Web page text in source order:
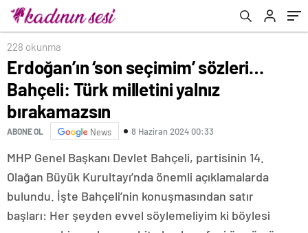
228 okunma
Erdoğan’ın ‘son seçimim’ sözleri…
Bahçeli: Türk milletini yalnız
bırakamazsın
ABONE OL News 8 Haziran 2024 00:33
MHP Genel Başkanı Devlet Bahçeli, partisinin 14.
Olağan Büyük Kurultayı’nda önemli açıklamalarda
bulundu. İşte Bahçeli’nin konuşmasından satır
başları: Her şeyden evvel söylemeliyim ki böylesi